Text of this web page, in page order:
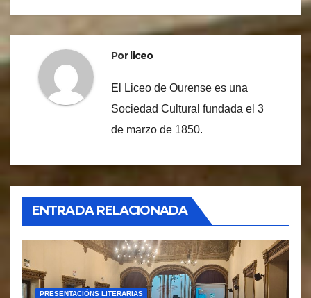
Porliceo
El Liceo de Ourense es una
Sociedad Cultural fundada el 3
de marzo de 1850.
ENTRADA RELACIONADA
PRESENTACIÓNS LITERARIAS